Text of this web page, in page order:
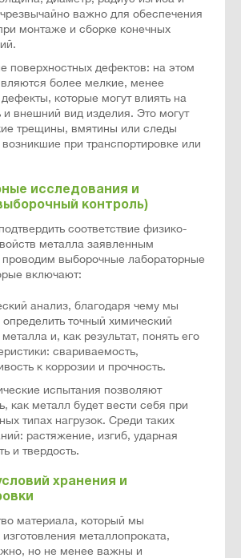
важно для обеспечения
монтаже и сборке конечных
поверхностных дефектов: на этом
более мелкие, менее
которые могут влиять на
и внешний вид изделия. Это могут
трещины, вмятины или следы
возникшие при транспортировке или
исследования и
контроль)
соответствие физико-
металла заявленным
выборочные лабораторные
включают:
анализ, благодаря чему мы
точный химический
и, как результат, понять его
свариваемость,
к коррозии и прочность.
испытания позволяют
как металл будет вести себя при
типах нагрузок. Среди таких
растяжение, изгиб, ударная
и твердость.
хранения и
материала, который мы
металлопроката,
но не менее важны и